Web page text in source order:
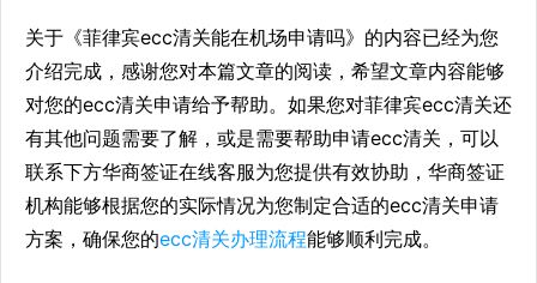
关于《菲律宾ecc清关能在机场申请吗》的内容已经为您
介绍完成，感谢您对本篇文章的阅读，希望文章内容能够
对您的ecc清关申请给予帮助。如果您对菲律宾ecc清关还
有其他问题需要了解，或是需要帮助申请ecc清关，可以
联系下方华商签证在线客服为您提供有效协助，华商签证
机构能够根据您的实际情况为您制定合适的ecc清关申请
方案，确保您的ecc清关办理流程能够顺利完成。